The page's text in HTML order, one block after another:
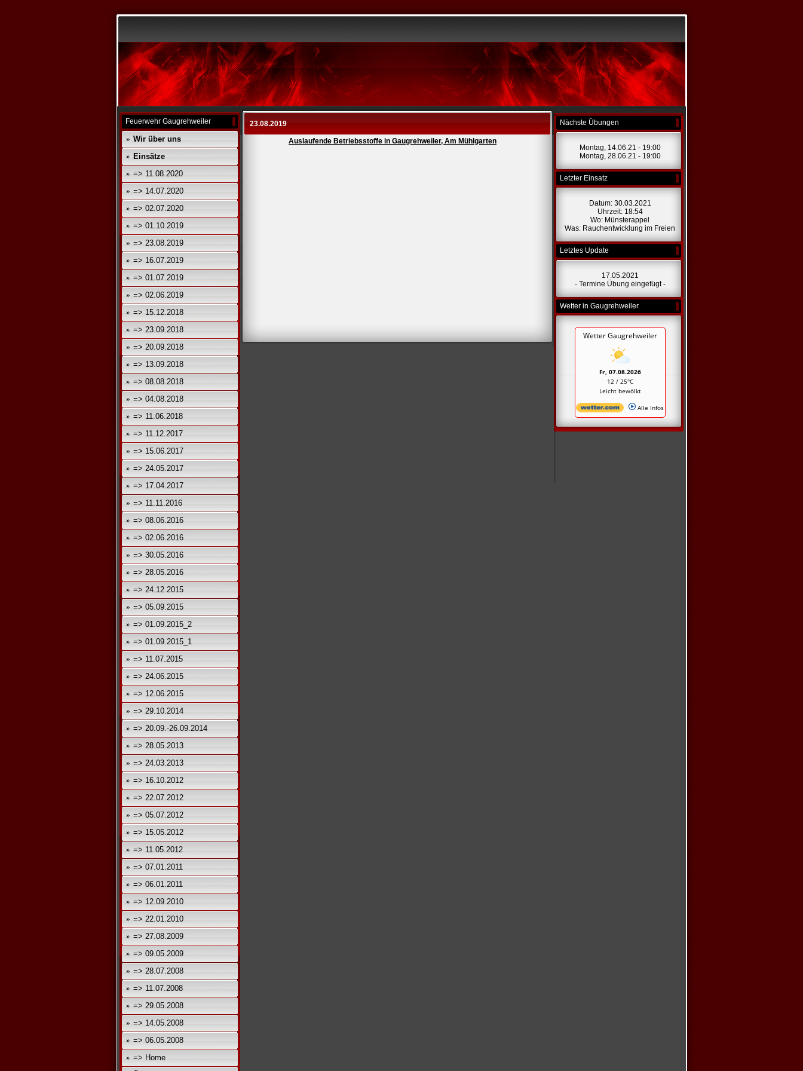
Feuerwehr Gaugrehweiler
Wir über uns
Einsätze
=> 11.08.2020
=> 14.07.2020
=> 02.07.2020
=> 01.10.2019
=> 23.08.2019
=> 16.07.2019
=> 01.07.2019
=> 02.06.2019
=> 15.12.2018
=> 23.09.2018
=> 20.09.2018
=> 13.09.2018
=> 08.08.2018
=> 04.08.2018
=> 11.06.2018
=> 11.12.2017
=> 15.06.2017
=> 24.05.2017
=> 17.04.2017
=> 11.11.2016
=> 08.06.2016
=> 02.06.2016
=> 30.05.2016
=> 28.05.2016
=> 24.12.2015
=> 05.09.2015
=> 01.09.2015_2
=> 01.09.2015_1
=> 11.07.2015
=> 24.06.2015
=> 12.06.2015
=> 29.10.2014
=> 20.09.-26.09.2014
=> 28.05.2013
=> 24.03.2013
=> 16.10.2012
=> 22.07.2012
=> 05.07.2012
=> 15.05.2012
=> 11.05.2012
=> 07.01.2011
=> 06.01.2011
=> 12.09.2010
=> 22.01.2010
=> 27.08.2009
=> 09.05.2009
=> 28.07.2008
=> 11.07.2008
=> 29.05.2008
=> 14.05.2008
=> 06.05.2008
=> Home
23.08.2019
Auslaufende Betriebsstoffe in Gaugrehweiler, Am Mühlgarten
Nächste Übungen
Montag, 14.06.21 - 19:00
Montag, 28.06.21 - 19:00
Letzter Einsatz
Datum: 30.03.2021
Uhrzeit: 18:54
Wo: Münsterappel
Was: Rauchentwicklung im Freien
Letztes Update
17.05.2021
- Termine Übung eingefügt -
Wetter in Gaugrehweiler
Wetter Gaugrehweiler
Fr, 07.08.2026
12 / 25°C
Leicht bewölkt
Alle Infos